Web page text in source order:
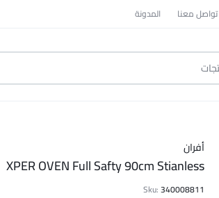
تواصل معنا المدونة
أفران
XPER OVEN Full Safty 90cm Stianless
Sku:340008811